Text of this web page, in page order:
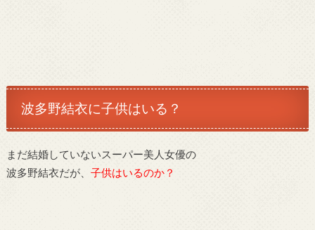
波多野結衣に子供はいる？
まだ結婚していないスーパー美人女優の
波多野結衣だが、 子供はいるのか？